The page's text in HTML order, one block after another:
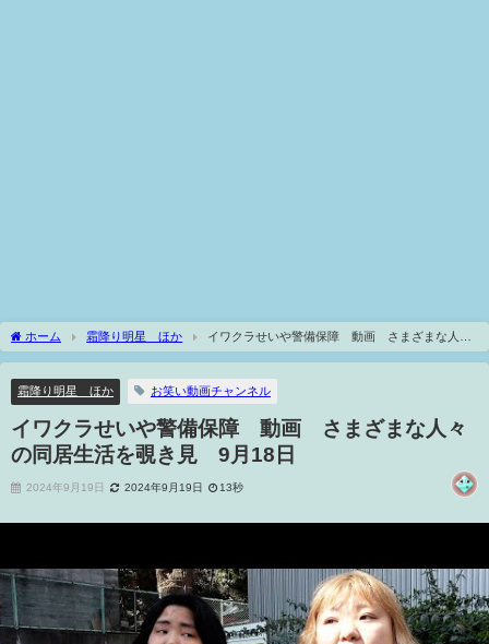
ホーム 霜降り明星 ほか
イワクラせいや警備保障 動画 さまざまな人々
の同居生活を覗き見 9月18日
霜降り明星 ほか お笑い動画チャンネル
イワクラせいや警備保障 動画 さまざまな人々
の同居生活を覗き見 9月18日
2024年9月19日 2024年9月19日 13秒